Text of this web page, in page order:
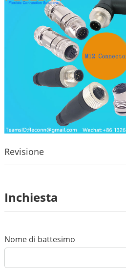
Revisione
Revisione
Nome
Inchiesta
Nome di battesimo